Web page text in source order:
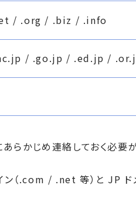
/ .org / .biz / .info
/ .go.jp / .ed.jp /
らかじめ連絡しておく必
（.com / .net 等）と JP